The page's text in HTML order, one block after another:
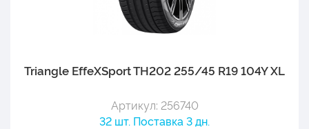
Triangle EffeXSport TH202 255/45 R19 104Y XL
Артикул: 256740
32 шт. Поставка 3 дн.